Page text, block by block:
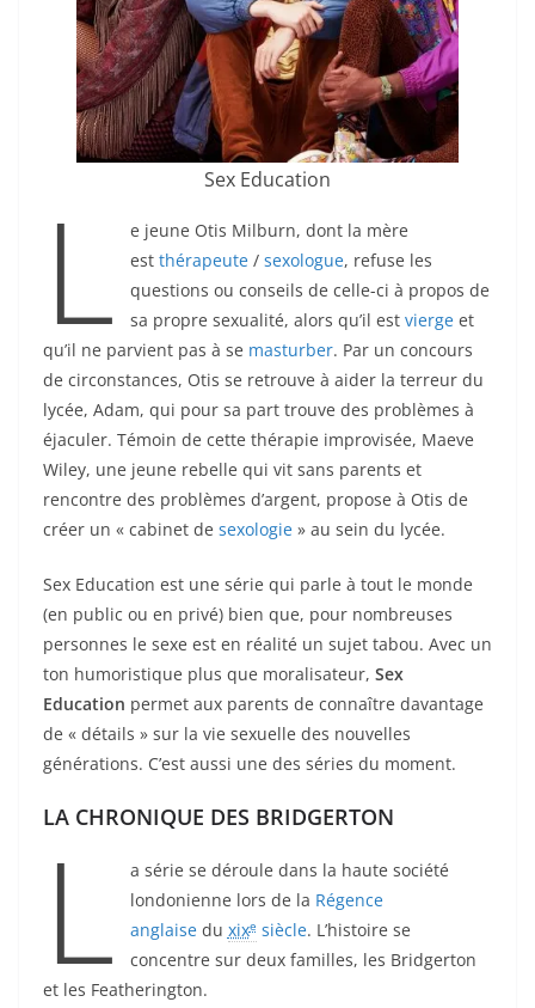
Sex Education
L
e jeune Otis Milburn, dont la mère
est thérapeute/ sexologue, refuse les
questions ou conseils de celle-ci à propos de
sa propre sexualité, alors qu’il est viergeet
qu’il ne parvient pas à se masturber. Par un concours
de circonstances, Otis se retrouve à aider la terreur du
lycée, Adam, qui pour sa part trouve des problèmes à
éjaculer. Témoin de cette thérapie improvisée, Maeve
Wiley, une jeune rebelle qui vit sans parents et
rencontre des problèmes d’argent, propose à Otis de
créer un « cabinet de sexologie » au sein du lycée.
Sex Education est une série qui parle à tout le monde
(en public ou en privé) bien que, pour nombreuses
personnes le sexe est en réalité un sujet tabou. Avec un
ton humoristique plus que moralisateur, Sex
Education permet aux parents de connaître davantage
de « détails » sur la vie sexuelle des nouvelles
générations. C’est aussi une des séries du moment.
LA CHRONIQUE DES BRIDGERTON
L
a série se déroule dans la haute société
londonienne lors de la Régence
anglaisedu xixe siècle. L’histoire se
concentre sur deux familles, les Bridgerton
et les Featherington.